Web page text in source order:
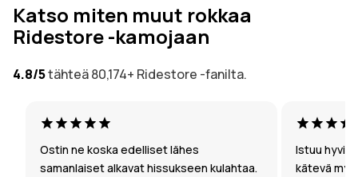
Katso miten muut rokkaa
Ridestore -kamojaan
4.8/5tähteä 80,174+ Ridestore -fanilta.
Ostin ne koska edelliset lähes
samanlaiset alkavat hissukseen kulahtaa.
Istuu hyvin
kätevä